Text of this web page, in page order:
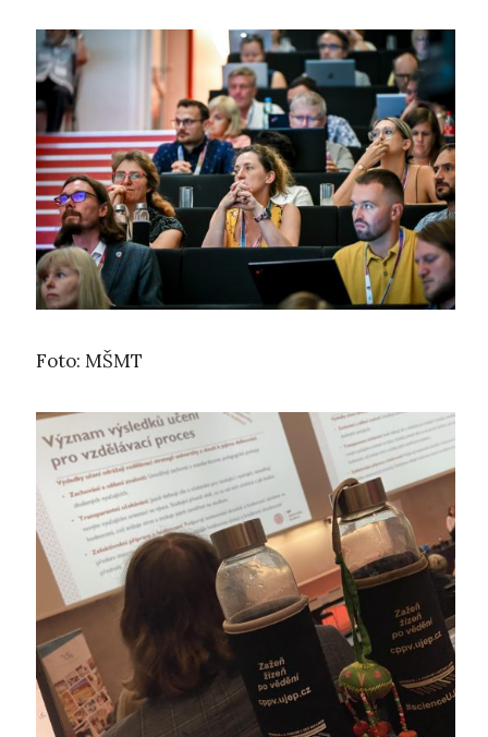
Foto: MŠMT